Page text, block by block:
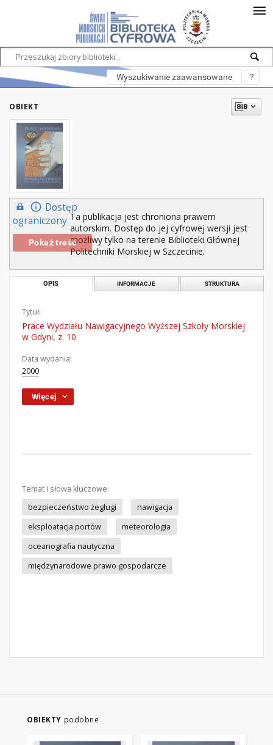
Wyszukiwanie zaawansowane ?
OBIEKT
Dostęp
ograniczony
Pokaż treść
Ta publikacja jest chroniona prawem
autorskim. Dostęp do jej cyfrowej wersji jest
możliwy tylko na terenie Biblioteki Głównej
Politechniki Morskiej w Szczecinie.
OPIS INFORMACJE STRUKTURA
Tytuł:
Prace Wydziału Nawigacyjnego Wyższej Szkoły Morskiej
w Gdyni, z. 10
Data wydania:
2000
Więcej
Temat i słowa kluczowe:
bezpieczeństwo żeglugi
nawigacja
eksploatacja portów
meteorologia
oceanografia nautyczna
międzynarodowe prawo gospodarcze
OBIEKTY podobne